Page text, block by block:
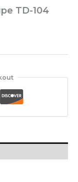
TD-104